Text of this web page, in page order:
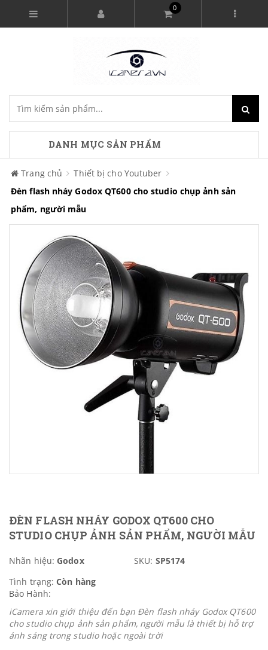
0
DANH MỤC SẢN PHẨM
Trang chủ
Thiết bị cho Youtuber
Đèn flash nháy Godox QT600 cho studio chụp ảnh sản
phẩm, người mẫu
ĐÈN FLASH NHÁY GODOX QT600 CHO
STUDIO CHỤP ẢNH SẢN PHẨM, NGƯỜI MẪU
Nhãn hiệu: Godox SKU: SP5174
Tình trạng: Còn hàng
Bảo Hành:
iCamera xin giới thiệu đến bạn Đèn flash nháy Godox QT600
cho studio chụp ảnh sản phẩm, người mẫu là thiết bị hỗ trợ
ánh sáng trong studio hoặc ngoài trời